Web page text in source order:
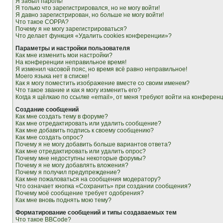
Я только что зарегистрировался, но не могу войти!
Я давно зарегистрирован, но больше не могу войти!
Что такое COPPA?
Почему я не могу зарегистрироваться?
Что делает функция «Удалить cookies конференции»?
Параметры и настройки пользователя
Как мне изменить мои настройки?
На конференции неправильное время!
Я изменил часовой пояс, но время всё равно неправильное!
Моего языка нет в списке!
Как я могу поместить изображение вместе со своим именем?
Что такое звание и как я могу изменить его?
Когда я щёлкаю по ссылке «email», от меня требуют войти на
Создание сообщений
Как мне создать тему в форуме?
Как мне отредактировать или удалить сообщение?
Как мне добавить подпись к своему сообщению?
Как мне создать опрос?
Почему я не могу добавить больше вариантов ответа?
Как мне отредактировать или удалить опрос?
Почему мне недоступны некоторые форумы?
Почему я не могу добавлять вложения?
Почему я получил предупреждение?
Как мне пожаловаться на сообщения модератору?
Что означает кнопка «Сохранить» при создании сообщения?
Почему моё сообщение требует одобрения?
Как мне вновь поднять мою тему?
Форматирование сообщений и типы создаваемых тем
Что такое BBCode?